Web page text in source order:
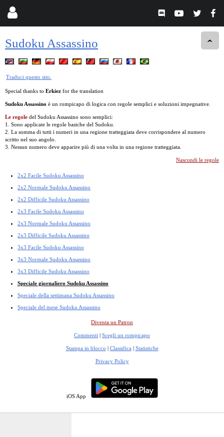
Sudoku Assassino
Traduci questo sito.
Special thanks to Erkiez for the translation
Sudoku Assassino è un rompicapo di logica con regole semplici e soluzioni impegnative.
Le regole del Sudoku Assassino sono semplici:
1. Sono applicate le regole basiche del Sudoku.
2. La somma di tutti i numeri in una regione tratteggiata deve corrispondere al numero
scritto nel suo angolo.
3. Nessun numero deve apparire più di una volta in una regione tratteggiata.
Nascondi le regole
2x2 Facile Sudoku Assassino
2x2 Normale Sudoku Assassino
2x2 Difficile Sudoku Assassino
2x3 Facile Sudoku Assassino
2x3 Normale Sudoku Assassino
2x3 Difficile Sudoku Assassino
3x3 Facile Sudoku Assassino
3x3 Normale Sudoku Assassino
3x3 Difficile Sudoku Assassino
Speciale giornaliero Sudoku Assassino
Speciale della settimana Sudoku Assassino
Speciale del mese Sudoku Assassino
Diventa un Patron
Commenti | Scegli un rompicapo
Stampa in blocco | Classifica | Statistiche
Privacy Policy
iOS App